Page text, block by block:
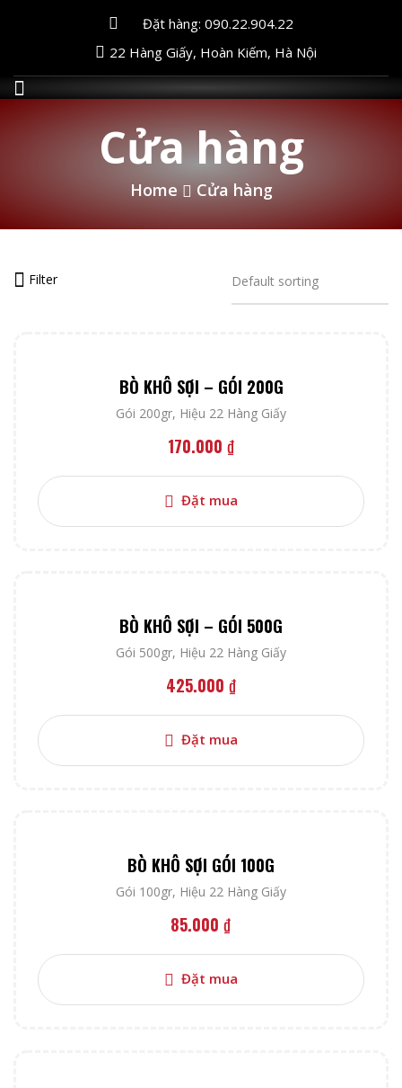
Đặt hàng: 090.22.904.22
22 Hàng Giấy, Hoàn Kiếm, Hà Nội
Cửa hàng
Home Cửa hàng
Filter
BÒ KHÔ SỢI – GÓI 200G
Gói 200gr, Hiệu 22 Hàng Giấy
170.000 ₫
Đặt mua
BÒ KHÔ SỢI – GÓI 500G
Gói 500gr, Hiệu 22 Hàng Giấy
425.000 ₫
Đặt mua
BÒ KHÔ SỢI GÓI 100G
Gói 100gr, Hiệu 22 Hàng Giấy
85.000 ₫
Đặt mua